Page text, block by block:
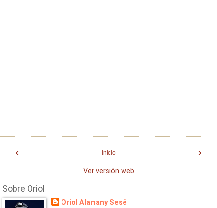
‹ ›
Inicio
Ver versión web
Sobre Oriol
Oriol Alamany Sesé